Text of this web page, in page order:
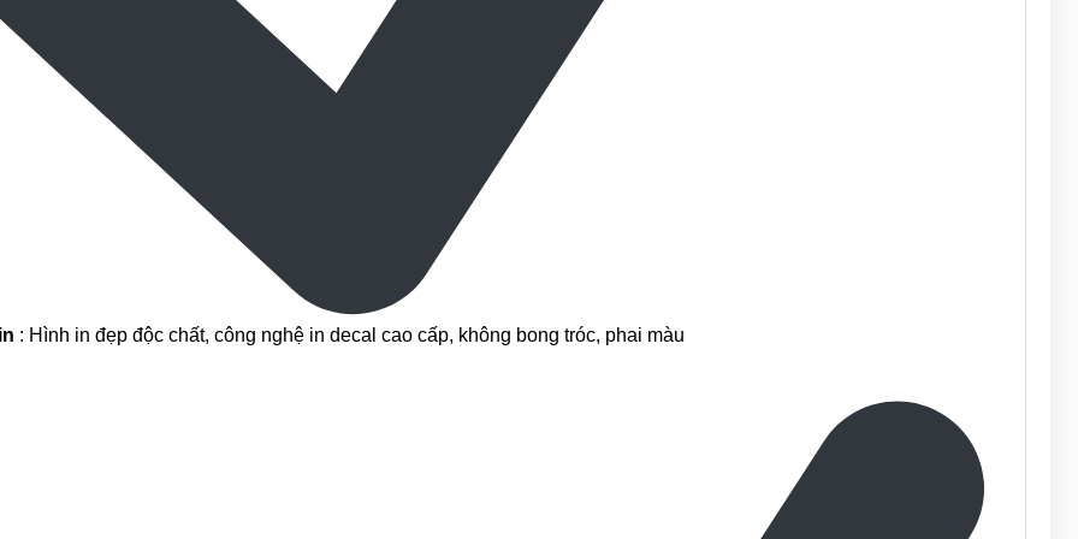
: Hình in đẹp độc chất, công nghệ in decal cao cấp, không bong tróc, phai màu